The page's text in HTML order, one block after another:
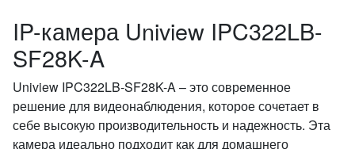
IP-камера Uniview IPC322LB-
SF28K-A
Uniview IPC322LB-SF28K-A – это современное
решение для видеонаблюдения, которое сочетает в
себе высокую производительность и надежность. Эта
камера идеально подходит как для домашнего